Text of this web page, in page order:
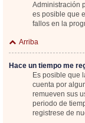
Administración
es posible que
fallos en la
Arriba
Hace un tiempo me
Es posible que
cuenta por
remueven sus
periodo de
registrese de